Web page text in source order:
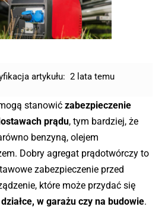
artykułu: 2 lata temu
stanowić zabezpieczenie
prądu, tym bardziej, że
benzyną, olejem
Dobry agregat prądotwórczy to
zabezpieczenie przed
które może przydać się
w garażu czy na budowie.